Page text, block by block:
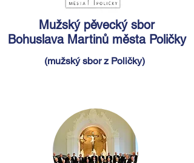
Mužský pěvecký sbor
Bohuslava Martinů města Poličky
(mužský sbor z Poličky)